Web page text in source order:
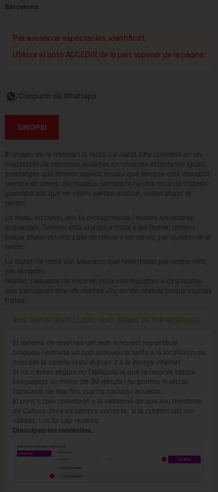
Barcelona
Per a reservar espectacles, identifica't.
Utilitza el botó ACCEDIR de la part superior de la pàgina.
Compartir via Whatsapp
SINOPSI
E
l museu de la tristesa i la festa. La ciutat s’ha convertit en un
magatzem de persones apilades en enormes estanteries iguals,
prestatges que formen aquest museu que sempre està inacabat,
sempre en obres. Als museus sempre hi ha una mica de tristesa,
guardem allò que no volem perdre ni tocar, volem aturar el
temps.
La festa, en canvi, ens fa protagonistes i mostra les nostres
esquerdes. Tothom està una mica trista a les festes, tothom
busca aturar el temps per no tornar a les obres, per quedar-se al
tekno.
La ciutat i la festa són solucions que hem trobat pel nostre món,
per la nostra
realitat, i aquesta de mica en mica cria monstres a dins nostre
que s’amaguen rere els nostres ulls, en els nostres propis museus
tristos.
AVÍS IMPORTANT! LLEGIU AIXÒ ABANS DE FER RESERVES
El sistema de reserves del web d'aquest espectacle
bloqueja l'entrada un cop apliqueu la tarifa a la localitat/preu
marcant la casella (veiu el punt 2 a la imatge inferior).
Si no n'esteu segurs no l'apliqueu ja que la reserva estarà
bloquejada un minim de 30 minuts i no podreu realitzar
l'aplicació de nou fins que no caduqui aquesta.
El punt 1, que correspon a la validació de que sou membres
de Cultura Jove es sempre correcte, si le credencials son
vàlides, i no fa cap reserva.
Disculpeu les molèsties.